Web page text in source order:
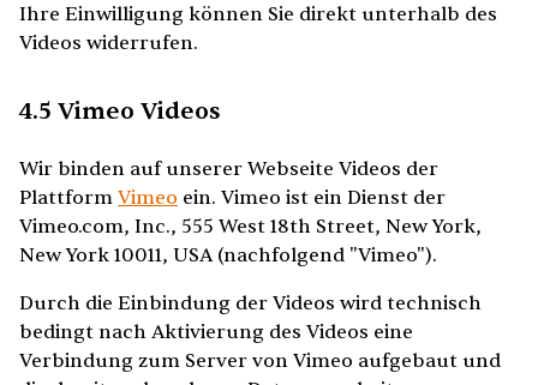
Ihre Einwilligung können Sie direkt unterhalb des
Videos widerrufen.
4.5 Vimeo Videos
Wir binden auf unserer Webseite Videos der
Plattform Vimeo ein. Vimeo ist ein Dienst der
Vimeo.com, Inc., 555 West 18th Street, New York,
New York 10011, USA (nachfolgend "Vimeo").
Durch die Einbindung der Videos wird technisch
bedingt nach Aktivierung des Videos eine
Verbindung zum Server von Vimeo aufgebaut und